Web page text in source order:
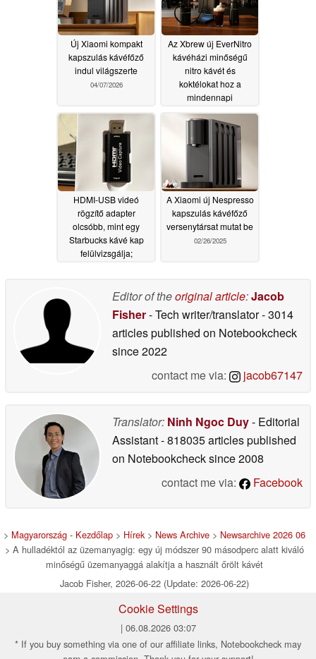
Új Xiaomi kompakt
kapszulás kávéfőző
indul világszerte
04/07/2026
Az Xbrew új EverNitro
kávéházi minőségű
nitro kávét és
koktélokat hoz a
mindennapi
tisztaságú nitrogénnel
HDMI-USB videó
rögzítő adapter
olcsóbb, mint egy
Starbucks kávé kap
felülvizsgálja;
A Xiaomi új Nespresso
kapszulás kávéfőző
versenytársat mutat be
02/26/2025
Editor of theoriginal article:Jacob
Fisher- Tech writer/translator- 3014
articles published on Notebookcheck
since 2022
contact me via:
jacob67147
Translator: Ninh Ngoc Duy- Editorial
Assistant- 818035 articles published
on Notebookchecksince 2008
contact me via:
Facebook
> Magyarország - Kezdőlap > Hírek> News Archive > Newsarchive 2026 06
> A hulladéktól az üzemanyagig: egy új módszer 90 másodperc alatt kiváló
minőségű üzemanyaggá alakítja a használt őrölt kávét
Jacob Fisher, 2026-06-22 (Update: 2026-06-22)
Cookie Settings
| 06.08.2026 03:07
* If you buy something via one of our affiliate links, Notebookcheck may